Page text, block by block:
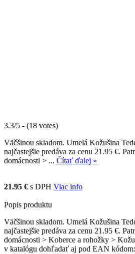
3.3/5 - (18 votes)
Väčšinou skladom. Umelá Kožušina
najčastejšie predáva za cenu 21.95 €.
domácnosti > ... Čítať ďalej »
21.95 € s DPH Viac info
Popis produktu
Väčšinou skladom. Umelá Kožušina
najčastejšie predáva za cenu 21.95 €.
domácnosti > Koberce a rohožky >
v katalógu dohľadať aj pod EAN